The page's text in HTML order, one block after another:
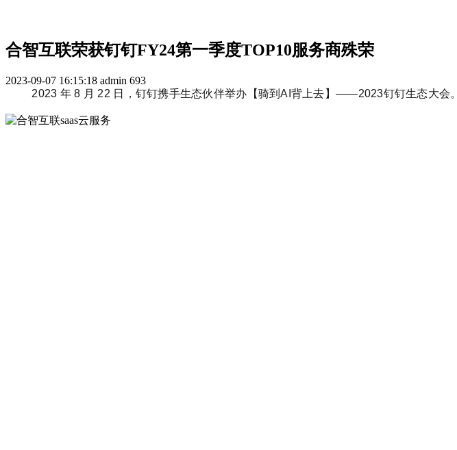
合智互联荣获钉钉FY24第一季度TOP10服务商殊荣
2023-09-07 16:15:18 admin 693
2023 年 8 月 22 日，钉钉携手生态伙伴举办【骑到AI背上去】——2023钉钉生态大会。